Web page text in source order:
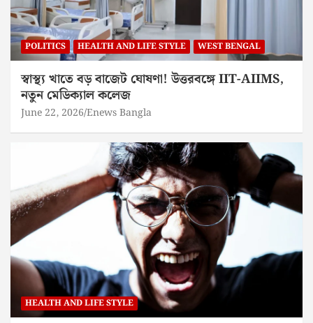
POLITICS HEALTH AND LIFE STYLE WEST BENGAL
স্বাস্থ্য খাতে বড় বাজেট ঘোষণা! উত্তরবঙ্গে IIT-AIIMS,
নতুন মেডিক্যাল কলেজ
June 22, 2026 Enews Bangla
HEALTH AND LIFE STYLE